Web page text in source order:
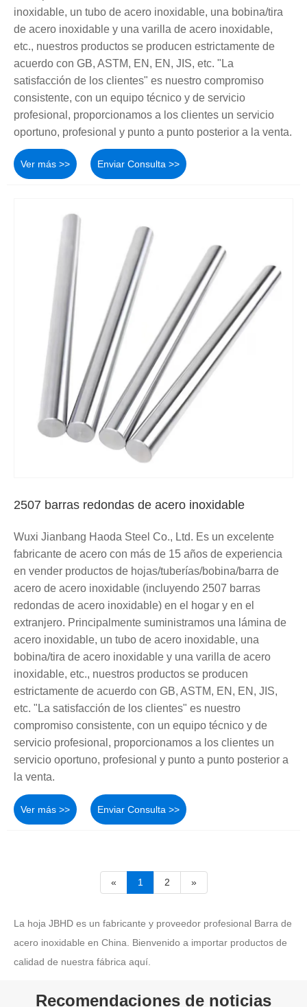
inoxidable, un tubo de acero inoxidable, una bobina/tira
de acero inoxidable y una varilla de acero inoxidable,
etc., nuestros productos se producen estrictamente de
acuerdo con GB, ASTM, EN, EN, JIS, etc. "La
satisfacción de los clientes" es nuestro compromiso
consistente, con un equipo técnico y de servicio
profesional, proporcionamos a los clientes un servicio
oportuno, profesional y punto a punto posterior a la venta.
Ver más >> Enviar Consulta >>
2507 barras redondas de acero inoxidable
Wuxi Jianbang Haoda Steel Co., Ltd. Es un excelente
fabricante de acero con más de 15 años de experiencia
en vender productos de hojas/tuberías/bobina/barra de
acero de acero inoxidable (incluyendo 2507 barras
redondas de acero inoxidable) en el hogar y en el
extranjero. Principalmente suministramos una lámina de
acero inoxidable, un tubo de acero inoxidable, una
bobina/tira de acero inoxidable y una varilla de acero
inoxidable, etc., nuestros productos se producen
estrictamente de acuerdo con GB, ASTM, EN, EN, JIS,
etc. "La satisfacción de los clientes" es nuestro
compromiso consistente, con un equipo técnico y de
servicio profesional, proporcionamos a los clientes un
servicio oportuno, profesional y punto a punto posterior a
la venta.
Ver más >> Enviar Consulta >>
« 1 2 »
La hoja JBHD es un fabricante y proveedor profesional Barra de
acero inoxidable en China. Bienvenido a importar productos de
calidad de nuestra fábrica aquí.
Recomendaciones de noticias